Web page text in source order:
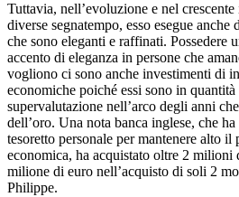
Tuttavia, nell’evoluzione e nel crescente
diverse segnatempo, esso esegue
che sono eleganti e raffinati. Possedere
accento di eleganza in persone che
vogliono ci sono anche investimenti di
economiche poiché essi sono in
supervalutazione nell’arco degli anni
dell’oro. Una nota banca inglese, che
tesoretto personale per mantenere alto il
economica, ha acquistato oltre 2 milioni
milione di euro nell’acquisto di soli 2
Philippe.